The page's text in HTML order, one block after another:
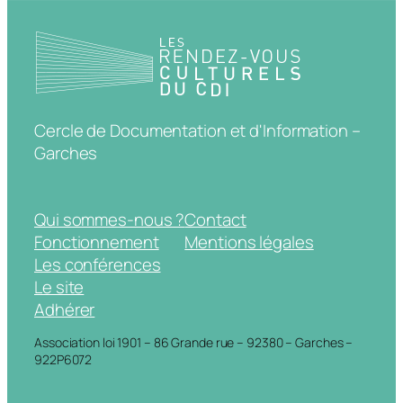
Cercle de Documentation et d'Information –
Garches
Qui sommes-nous ?
Fonctionnement
Les conférences
Le site
Adhérer
Contact
Mentions légales
Association loi 1901 – 86 Grande rue – 92380 – Garches –
922P6072